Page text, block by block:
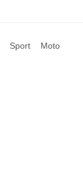
Sport Moto